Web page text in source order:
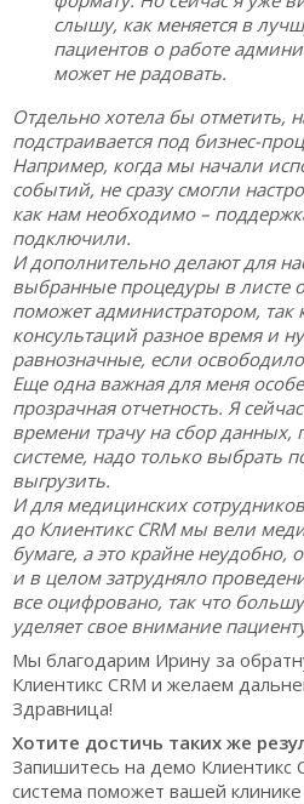
слышу, как меняется в
пациентов о работе
может не радовать.
Отдельно хотела бы отметить,
подстраивается под бизнес-
Например, когда мы начали
событий, не сразу смогли
как нам необходимо –
подключили.
И дополнительно делают для
выбранные процедуры в листе
поможет администратором, так
консультаций разное время и
равнозначные, если
Еще одна важная для меня
прозрачная отчетность. Я
времени трачу на сбор данных,
системе, надо только выбрать
выгрузить.
И для медицинских
до Клиентикс CRM мы вели
бумаге, а это крайне
и в целом затрудняло
все оцифровано, так что
уделяет свое внимание
Мы благодарим Ирину за
Клиентикс CRM и желаем
Здравница!
Хотите достичь таких же
Запишитесь на демо Клиентикс
система поможет вашей